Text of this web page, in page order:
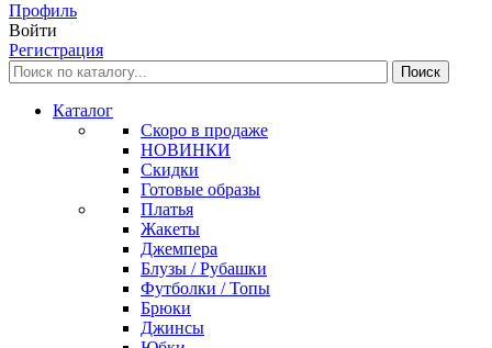
Профиль
Войти
Регистрация
Каталог
Скоро в продаже
НОВИНКИ
Скидки
Готовые образы
Платья
Жакеты
Джемпера
Блузы / Рубашки
Футболки / Топы
Брюки
Джинсы